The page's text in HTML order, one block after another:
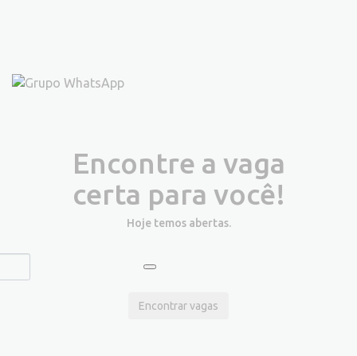
Encontre a vaga
certa para você!
Hoje temos abertas.
Encontrar vagas